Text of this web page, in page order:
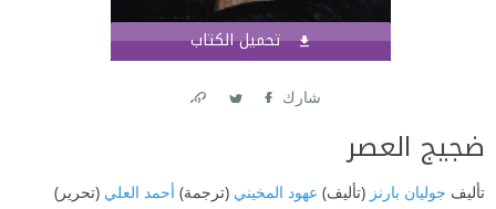
تحميل الكتاب
شارك
ضجيج العصر
تأليف جوليان بارنز (تأليف) عهود المخيني (ترجمة) أحمد العلي (تحرير)